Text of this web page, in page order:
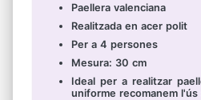
Paellera valenciana
Realitzada en acer polit
Per a 4 persones
Mesura: 30 cm
Ideal per a realitzar
uniforme recomanem